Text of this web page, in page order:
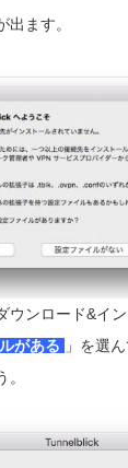
出ます。
ウンロード&イ
がある 」を選
。